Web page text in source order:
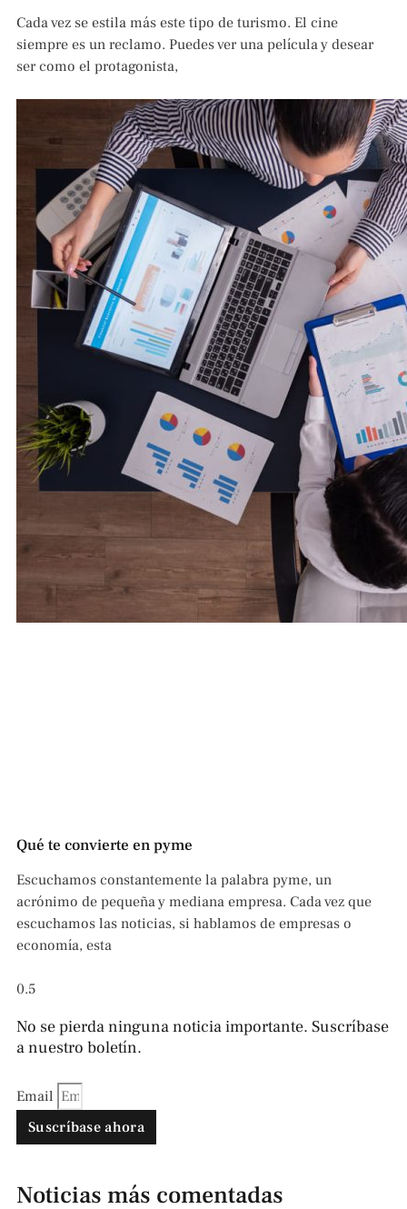
Cada vez se estila más este tipo de turismo. El cine
siempre es un reclamo. Puedes ver una película y desear
ser como el protagonista,
Qué te convierte en pyme
Escuchamos constantemente la palabra pyme, un
acrónimo de pequeña y mediana empresa. Cada vez que
escuchamos las noticias, si hablamos de empresas o
economía, esta
No se pierda ninguna noticia importante. Suscríbase
a nuestro boletín.
Email
Suscríbase ahora
Noticias más comentadas